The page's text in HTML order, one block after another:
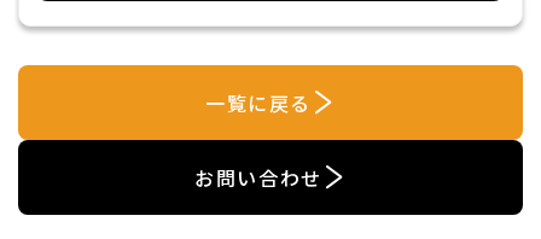
一覧に戻る
お問い合わせ